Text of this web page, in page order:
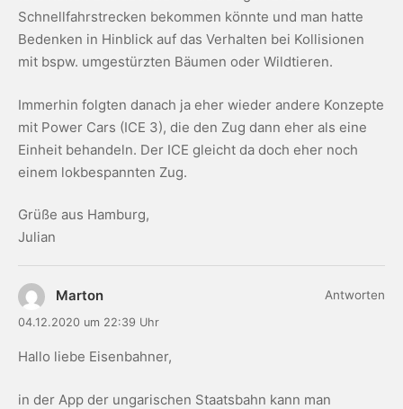
Schnellfahrstrecken bekommen könnte und man hatte
Bedenken in Hinblick auf das Verhalten bei Kollisionen
mit bspw. umgestürzten Bäumen oder Wildtieren.
Immerhin folgten danach ja eher wieder andere Konzepte
mit Power Cars (ICE 3), die den Zug dann eher als eine
Einheit behandeln. Der ICE gleicht da doch eher noch
einem lokbespannten Zug.
Grüße aus Hamburg,
Julian
Marton
04.12.2020 um 22:39 Uhr
Hallo liebe Eisenbahner,
in der App der ungarischen Staatsbahn kann man
Antworten